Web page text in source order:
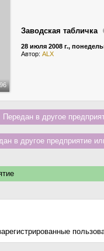
Заводская табличка
28 июля 2008 г.,
Автор: ALX
в другое
в другое предприятие